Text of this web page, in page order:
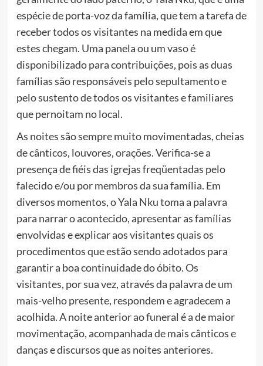
espécie de porta-voz da família, que tem a tarefa de
receber todos os visitantes na medida em que
estes chegam. Uma panela ou um vaso é
disponibilizado para contribuições, pois as duas
famílias são responsáveis pelo sepultamento e
pelo sustento de todos os visitantes e familiares
que pernoitam no local.
As noites são sempre muito movimentadas, cheias
de cânticos, louvores, orações. Verifica-se a
presença de fiéis das igrejas freqüentadas pelo
falecido e/ou por membros da sua família. Em
diversos momentos, o Yala Nku toma a palavra
para narrar o acontecido, apresentar as famílias
envolvidas e explicar aos visitantes quais os
procedimentos que estão sendo adotados para
garantir a boa continuidade do óbito. Os
visitantes, por sua vez, através da palavra de um
mais-velho presente, respondem e agradecem a
acolhida. A noite anterior ao funeral é a de maior
movimentação, acompanhada de mais cânticos e
danças e discursos que as noites anteriores.